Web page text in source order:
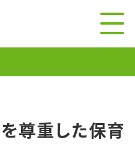
尊重した保育